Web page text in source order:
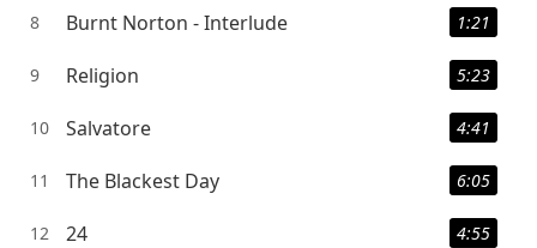
8 Burnt Norton - Interlude 1:21
9 Religion 5:23
10 Salvatore 4:41
11 The Blackest Day 6:05
12 24 4:55